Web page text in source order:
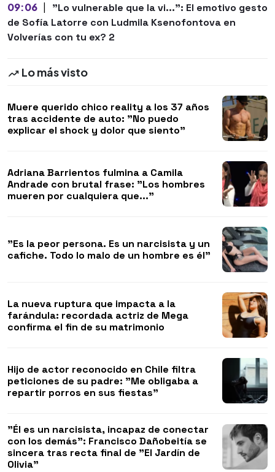
09:06
"Lo vulnerable que la vi...": El emotivo gesto
de Sofía Latorre con Ludmila Ksenofontova en
Volverías con tu ex? 2
Lo más visto
Muere querido chico reality a los 37 años
tras accidente de auto: "No puedo
explicar el shock y dolor que siento"
Adriana Barrientos fulmina a Camila
Andrade con brutal frase: "Los hombres
mueren por cualquiera que..."
"Es la peor persona. Es un narcisista y un
cafiche. Todo lo malo de un hombre es él"
La nueva ruptura que impacta a la
farándula: recordada actriz de Mega
confirma el fin de su matrimonio
Hijo de actor reconocido en Chile filtra
peticiones de su padre: "Me obligaba a
repartir porros en sus fiestas"
"Él es un narcisista, incapaz de conectar
con los demás": Francisco Dañobeitía se
sincera tras recta final de "El Jardín de
Olivia"